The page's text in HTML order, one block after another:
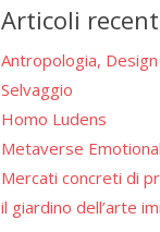
Articoli
Antropologia,
Selvaggio
Homo Ludens
Metaverse
Mercati concreti di
il giardino dell’arte